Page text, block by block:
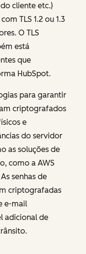
cliente etc.)
TLS 1.2 ou 1.3
O TLS
está
que
HubSpot.
para garantir
criptografados
e
do servidor
as soluções de
como a AWS
senhas de
criptografadas
e-mail
adicional de